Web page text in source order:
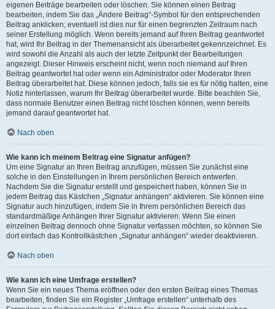
eigenen Beiträge bearbeiten oder löschen. Sie können einen Beitrag
bearbeiten, indem Sie das „Ändere Beitrag“-Symbol für den entsprechenden
Beitrag anklicken; eventuell ist dies nur für einen begrenzten Zeitraum nach
seiner Erstellung möglich. Wenn bereits jemand auf Ihren Beitrag geantwortet
hat, wird Ihr Beitrag in der Themenansicht als überarbeitet gekennzeichnet. Es
wird sowohl die Anzahl als auch der letzte Zeitpunkt der Bearbeitungen
angezeigt. Dieser Hinweis erscheint nicht, wenn noch niemand auf Ihren
Beitrag geantwortet hat oder wenn ein Administrator oder Moderator Ihren
Beitrag überarbeitet hat. Diese können jedoch, falls sie es für nötig halten, eine
Notiz hinterlassen, warum Ihr Beitrag überarbeitet wurde. Bitte beachten Sie,
dass normale Benutzer einen Beitrag nicht löschen können, wenn bereits
jemand darauf geantwortet hat.
Nach oben
Wie kann ich meinem Beitrag eine Signatur anfügen?
Um eine Signatur an Ihren Beitrag anzufügen, müssen Sie zunächst eine
solche in den Einstellungen in Ihrem persönlichen Bereich entwerfen.
Nachdem Sie die Signatur erstellt und gespeichert haben, können Sie in
jedem Beitrag das Kästchen „Signatur anhängen“ aktivieren. Sie können eine
Signatur auch hinzufügen, indem Sie in Ihrem persönlichen Bereich das
standardmäßige Anhängen Ihrer Signatur aktivieren. Wenn Sie einen
einzelnen Beitrag dennoch ohne Signatur verfassen möchten, so können Sie
dort einfach das Kontrollkästchen „Signatur anhängen“ wieder deaktivieren.
Nach oben
Wie kann ich eine Umfrage erstellen?
Wenn Sie ein neues Thema eröffnen oder den ersten Beitrag eines Themas
bearbeiten, finden Sie ein Register „Umfrage erstellen“ unterhalb des